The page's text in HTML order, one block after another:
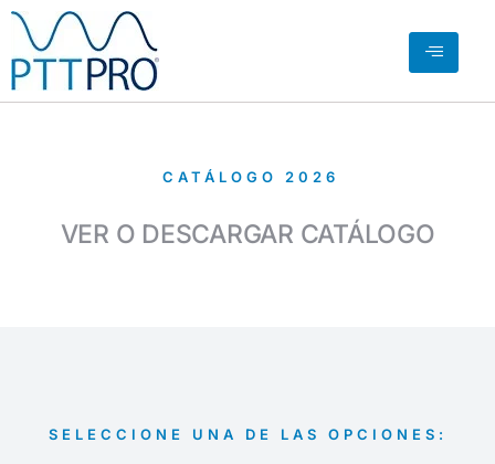
CATÁLOGO 2026
VER O DESCARGAR CATÁLOGO
SELECCIONE UNA DE LAS OPCIONES: